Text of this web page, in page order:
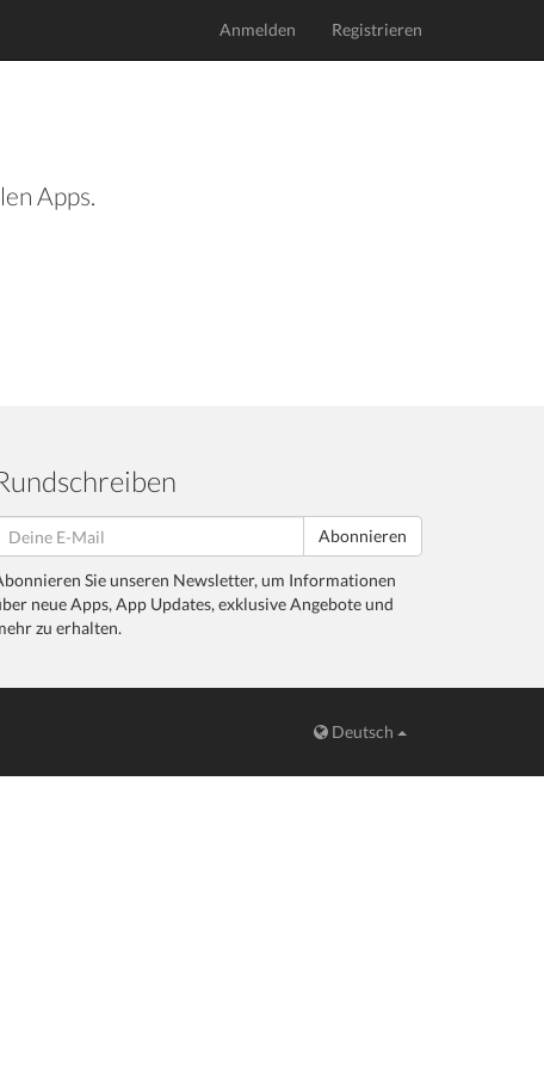
Anmelden Registrieren
Apps.
Abonnieren
Sie unseren Newsletter, um Informationen
neue Apps, App Updates, exklusive Angebote und
zu erhalten.
Deutsch